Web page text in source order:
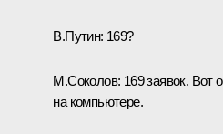
В.Путин: 169?
М.Соколов: 169 заявок. Вот
на компьютере.